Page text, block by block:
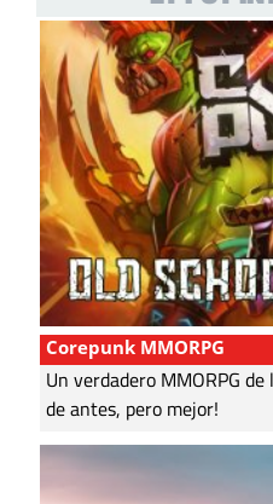
Corepunk MMORPG
Un verdadero MMORPG
de antes, pero mejor!